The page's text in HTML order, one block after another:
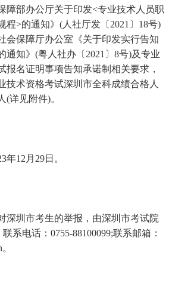
障部办公厅关于印发<专业技术人员职
程>的通知》(人社厅发〔2021〕18号)
会保障厅办公室《关于印发实行告知
通知》(粤人社办〔2021〕8号)及专业
报名证明事项告知承诺制相关要求，
技术资格考试深圳市全科成绩合格人
(详见附件)。
年12月29日。
深圳市考生的举报，由深圳市考试院
系电话：0755-88100099;联系邮箱：